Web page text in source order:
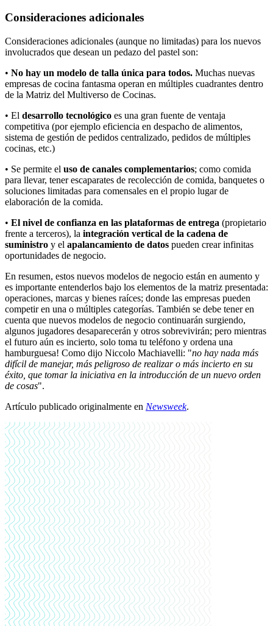
Consideraciones adicionales
Consideraciones adicionales (aunque no limitadas) para los nuevos
involucrados que desean un pedazo del pastel son:
• No hay un modelo de talla única para todos. Muchas nuevas
empresas de cocina fantasma operan en múltiples cuadrantes dentro
de la Matriz del Multiverso de Cocinas.
• El desarrollo tecnológico es una gran fuente de ventaja
competitiva (por ejemplo eficiencia en despacho de alimentos,
sistema de gestión de pedidos centralizado, pedidos de múltiples
cocinas, etc.)
• Se permite el uso de canales complementarios; como comida
para llevar, tener escaparates de recolección de comida, banquetes o
soluciones limitadas para comensales en el propio lugar de
elaboración de la comida.
• El nivel de confianza en las plataformas de entrega (propietario
frente a terceros), la integración vertical de la cadena de
suministro y el apalancamiento de datos pueden crear infinitas
oportunidades de negocio.
En resumen, estos nuevos modelos de negocio están en aumento y
es importante entenderlos bajo los elementos de la matriz presentada:
operaciones, marcas y bienes raíces; donde las empresas pueden
competir en una o múltiples categorías. También se debe tener en
cuenta que nuevos modelos de negocio continuarán surgiendo,
algunos jugadores desaparecerán y otros sobrevivirán; pero mientras
el futuro aún es incierto, solo toma tu teléfono y ordena una
hamburguesa! Como dijo Niccolo Machiavelli: "no hay nada más
difícil de manejar, más peligroso de realizar o más incierto en su
éxito, que tomar la iniciativa en la introducción de un nuevo orden
de cosas".
Artículo publicado originalmente en Newsweek.